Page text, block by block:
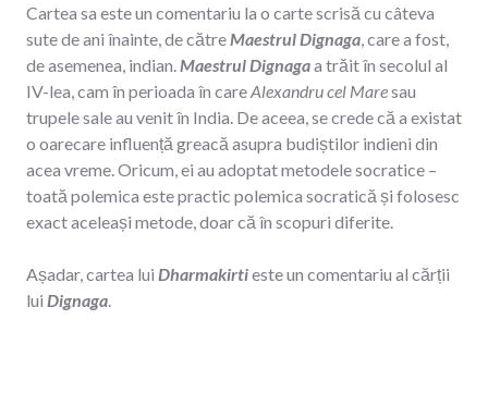
Cartea sa este un comentariu la o carte scrisă cu câteva
sute de ani înainte, de cătreMaestrul Dignaga, care a fost,
de asemenea, indian.Maestrul Dignagaa trăit în secolul al
IV-lea, cam în perioada în careAlexandru cel Maresau
trupele sale au venit în India. De aceea, se crede că a existat
o oarecare influență greacă asupra budiștilor indieni din
acea vreme. Oricum, ei au adoptat metodele socratice –
toată polemica este practic polemica socratică și folosesc
exact aceleași metode, doar că în scopuri diferite.
Așadar, cartea lui Dharmakirtieste un comentariu al cărții
lui Dignaga.